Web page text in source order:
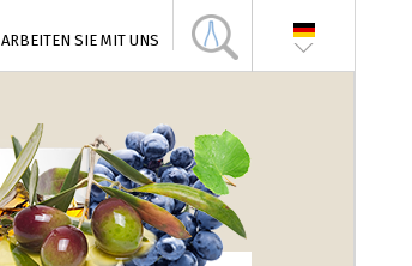
ARBEITEN SIE MIT UNS